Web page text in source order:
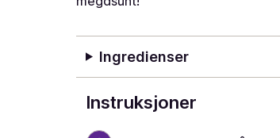
Ingredienser
Instruksjoner